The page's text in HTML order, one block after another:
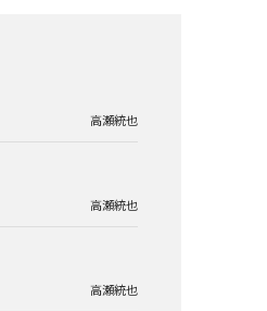
高瀬統也
高瀬統也
高瀬統也